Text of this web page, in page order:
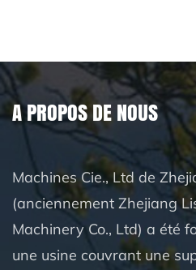
A PROPOS DE NOUS
Machines Cie., Ltd de
(anciennement Zhejiang
Machinery Co., Ltd) a été
une usine couvrant une